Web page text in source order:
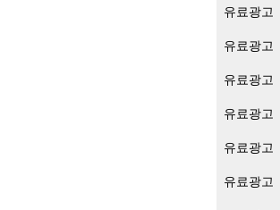
유료광고
유료광고
유료광고
유료광고
유료광고
유료광고